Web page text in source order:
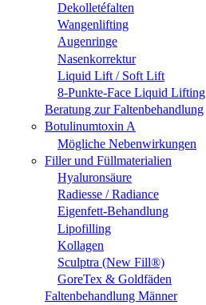
Dekolletéfalten
Wangenlifting
Augenringe
Nasenkorrektur
Liquid Lift / Soft Lift
8-Punkte-Face Liquid Lifting
Beratung zur Faltenbehandlung
Botulinumtoxin A
Mögliche Nebenwirkungen
Filler und Füllmaterialien
Hyaluronsäure
Radiesse / Radiance
Eigenfett-Behandlung
Lipofilling
Kollagen
Sculptra (New Fill®)
GoreTex & Goldfäden
Faltenbehandlung Männer